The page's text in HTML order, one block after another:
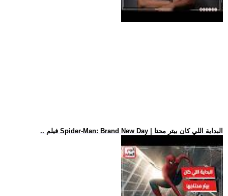
.. فيلم Spider-Man: Brand New Day | البداية اللي كان بيتر محتا